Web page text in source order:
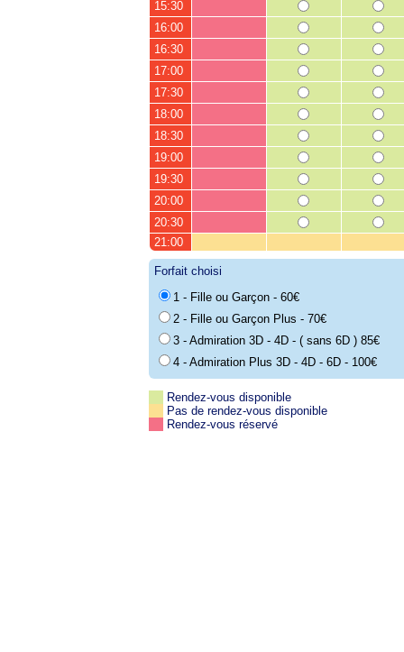
15:30
16:00
16:30
17:00
17:30
18:00
18:30
19:00
19:30
20:00
20:30
21:00
Forfait choisi
1 - Fille ou Garçon - 60€
2 - Fille ou Garçon Plus - 70€
3 - Admiration 3D - 4D - ( sans 6D ) 85€
4 - Admiration Plus 3D - 4D - 6D - 100€
Rendez-vous disponible
Pas de rendez-vous disponible
Rendez-vous réservé